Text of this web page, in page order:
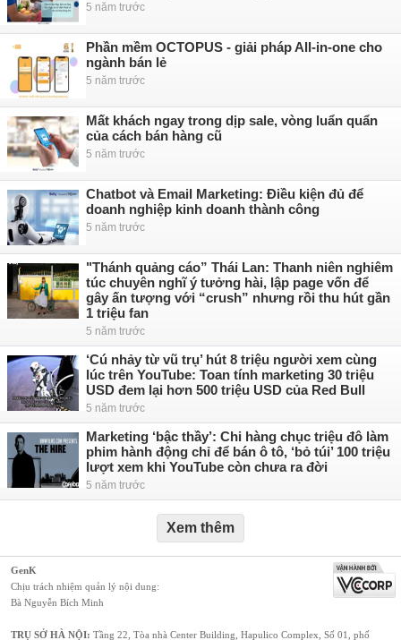
5 năm trước
Phần mềm OCTOPUS - giải pháp All-in-one cho
ngành bán lẻ
5 năm trước
Mất khách ngay trong dịp sale, vòng luẩn quẩn
của cách bán hàng cũ
5 năm trước
Chatbot và Email Marketing: Điều kiện đủ để
doanh nghiệp kinh doanh thành công
5 năm trước
"Thánh quảng cáo” Thái Lan: Thanh niên nghiêm
túc chuyên nghĩ ý tưởng hài, lập page vốn để
gây ấn tượng với “crush” nhưng rồi thu hút gần
1 triệu fan
5 năm trước
‘Cú nhảy từ vũ trụ’ hút 8 triệu người xem cùng
lúc trên YouTube: Toan tính marketing 30 triệu
USD đem lại hơn 500 triệu USD của Red Bull
5 năm trước
Marketing ‘bậc thầy’: Chi hàng chục triệu đô làm
phim hành động chỉ để bán ô tô, ‘bỏ túi’ 100 triệu
lượt xem khi YouTube còn chưa ra đời
5 năm trước
Xem thêm
GenK
Chịu trách nhiệm quản lý nội dung:
Bà Nguyễn Bích Minh
TRỤ SỞ HÀ NỘI: Tầng 22, Tòa nhà Center Building, Hapulico Complex, Số 01, phố